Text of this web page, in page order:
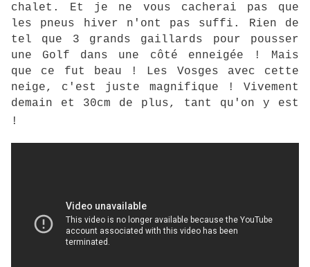
chalet. Et je ne vous cacherai pas que
les pneus hiver n'ont pas suffi. Rien de
tel que 3 grands gaillards pour pousser
une Golf dans une côté enneigée ! Mais
que ce fut beau ! Les Vosges avec cette
neige, c'est juste magnifique ! Vivement
demain et 30cm de plus, tant qu'on y est
!